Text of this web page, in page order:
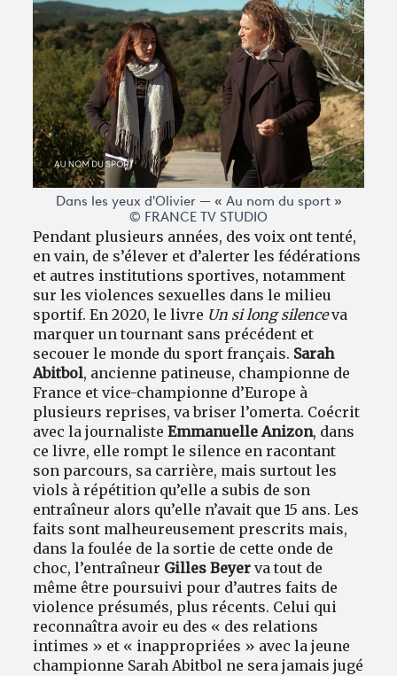
Dans les yeux d'Olivier — « Au nom du sport »
© FRANCE TV STUDIO
Pendant plusieurs années, des voix ont tenté,
en vain, de s’élever et d’alerter les fédérations
et autres institutions sportives, notamment
sur les violences sexuelles dans le milieu
sportif. En 2020, le livre Un si long silenceva
marquer un tournant sans précédent et
secouer le monde du sport français. Sarah
Abitbol, ancienne patineuse, championne de
France et vice-championne d’Europe à
plusieurs reprises, va briser l’omerta. Coécrit
avec la journalisteEmmanuelle Anizon, dans
ce livre, elle rompt le silence en racontant
son parcours, sa carrière, mais surtout les
viols à répétition qu’elle a subis de son
entraîneur alors qu’elle n’avait que 15 ans. Les
faits sont malheureusement prescrits mais,
dans la foulée de la sortie de cette onde de
choc, l’entraîneur Gilles Beyer va tout de
même être poursuivi pour d’autres faits de
violence présumés, plus récents. Celui qui
reconnaîtra avoir eu des « des relations
intimes » et « inappropriées » avec la jeune
championne Sarah Abitbol ne sera jamais jugé